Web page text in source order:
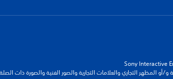
و/أو المظهر التجاري والعلامات التجارية والصور الفنية والصورة